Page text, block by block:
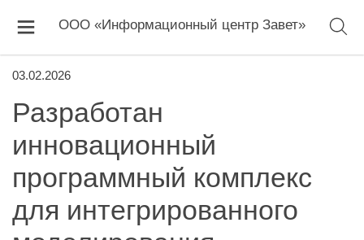
ООО «Информационный центр Завет»
03.02.2026
Разработан
инновационный
программный комплекс
для интегрированного